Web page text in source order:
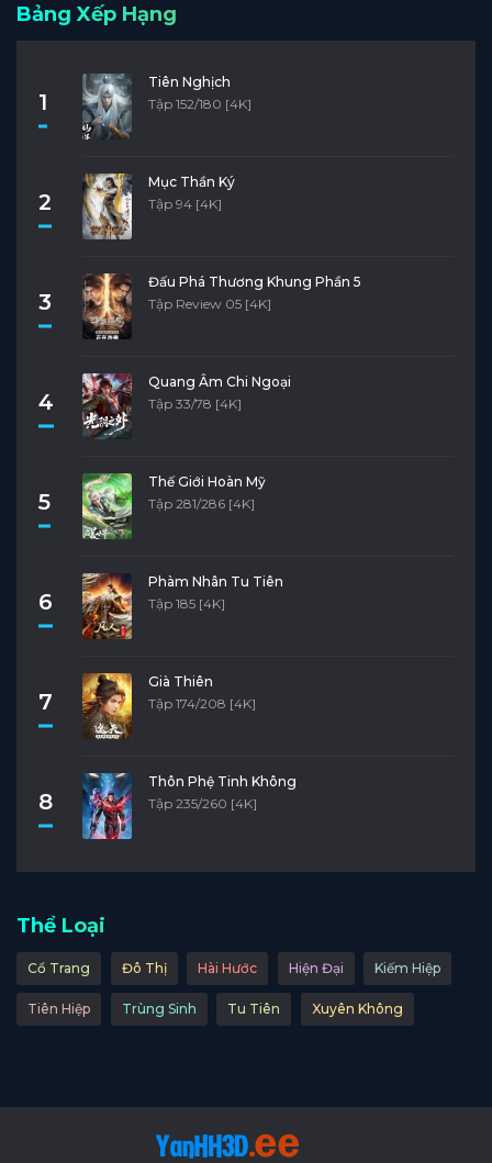
Bảng Xếp Hạng
1
Tiên Nghịch
Tập 152/180 [4K]
2
Mục Thần Ký
Tập 94 [4K]
3
Đấu Phá Thương Khung Phần 5
Tập Review 05 [4K]
4
Quang Âm Chi Ngoại
Tập 33/78 [4K]
5
Thế Giới Hoàn Mỹ
Tập 281/286 [4K]
6
Phàm Nhân Tu Tiên
Tập 185 [4K]
7
Già Thiên
Tập 174/208 [4K]
8
Thôn Phệ Tinh Không
Tập 235/260 [4K]
Thể Loại
Cổ Trang Đô Thị Hài Hước Hiện Đại Kiếm Hiệp
Tiên Hiệp Trùng Sinh Tu Tiên Xuyên Không